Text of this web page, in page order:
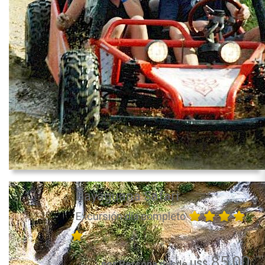
Bayaguana Safari
Excursión día completo